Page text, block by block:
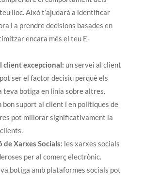
lloc. Això t’ajudarà a identificar
i a prendre decisions basades en
encara més el teu E-
client excepcional: un servei al client
ser el factor decisiu perquè els
teva botiga en línia sobre altres.
bon suport al client i en polítiques de
pot millorar significativament la
de Xarxes Socials: les xarxes socials
per al comerç electrònic.
botiga amb plataformes socials pot